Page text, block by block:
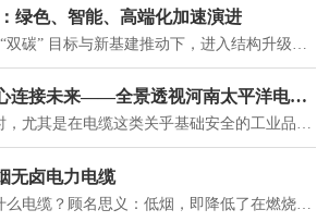
绿色、智能、高端化加速演进
实力铸就信任，匠心连接未来——全景透视河南太平洋电缆厂
在选择长期合作伙伴时，尤其是在电缆这类关乎基础安全的工业品上，供应商的“内在实力”远比一纸报价单更重要。今天，我们邀请您“云参观”河南太平洋电缆厂，透过每一个细节，看我们如何将“可靠”二字，铸入每一米电缆。
无卤电力电缆
低烟无卤电力电缆是什么电缆？顾名思义：低烟，即降低了在燃烧时有害物体的产生；卤素对于人体来说是一种有毒气体，无卤就是没有毒气体的释放，通常是针对电缆遇火灾时而言的。低烟无卤电力电缆又可以称之为环保电缆，低烟无卤电缆大多数用于医院和对环境卫生要求比较严格的地方。